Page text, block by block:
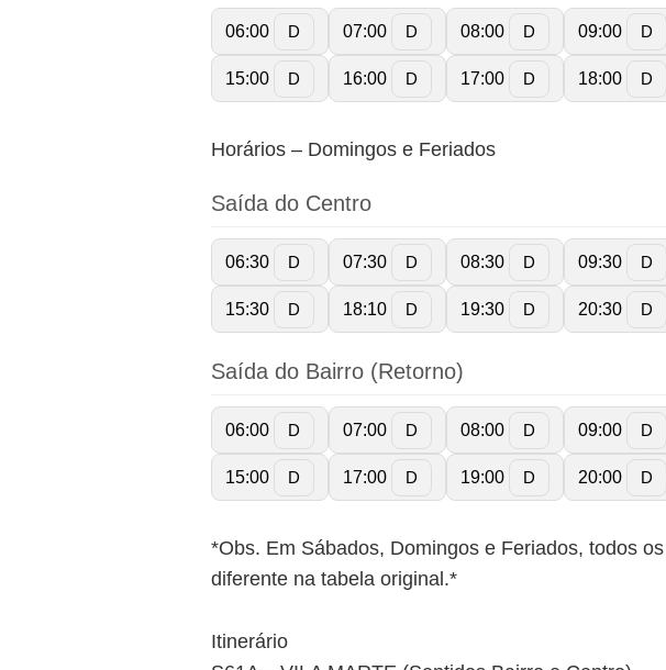
06:00 D 07:00 D 08:00 D 09:00 D
15:00 D 16:00 D 17:00 D 18:00 D
Horários – Domingos e Feriados
Saída do Centro
06:30 D 07:30 D 08:30 D 09:30 D
15:30 D 18:10 D 19:30 D 20:30 D
Saída do Bairro (Retorno)
06:00 D 07:00 D 08:00 D 09:00 D
15:00 D 17:00 D 19:00 D 20:00 D
*Obs. Em Sábados, Domingos e Feriados, todos
diferente na tabela original.*
Itinerário